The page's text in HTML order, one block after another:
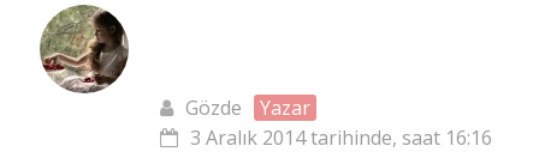
Gözde
Yazar
3 Aralık 2014 tarihinde, saat 16:16